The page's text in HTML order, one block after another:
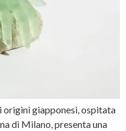
origini giapponesi, ospitata
di Milano, presenta una